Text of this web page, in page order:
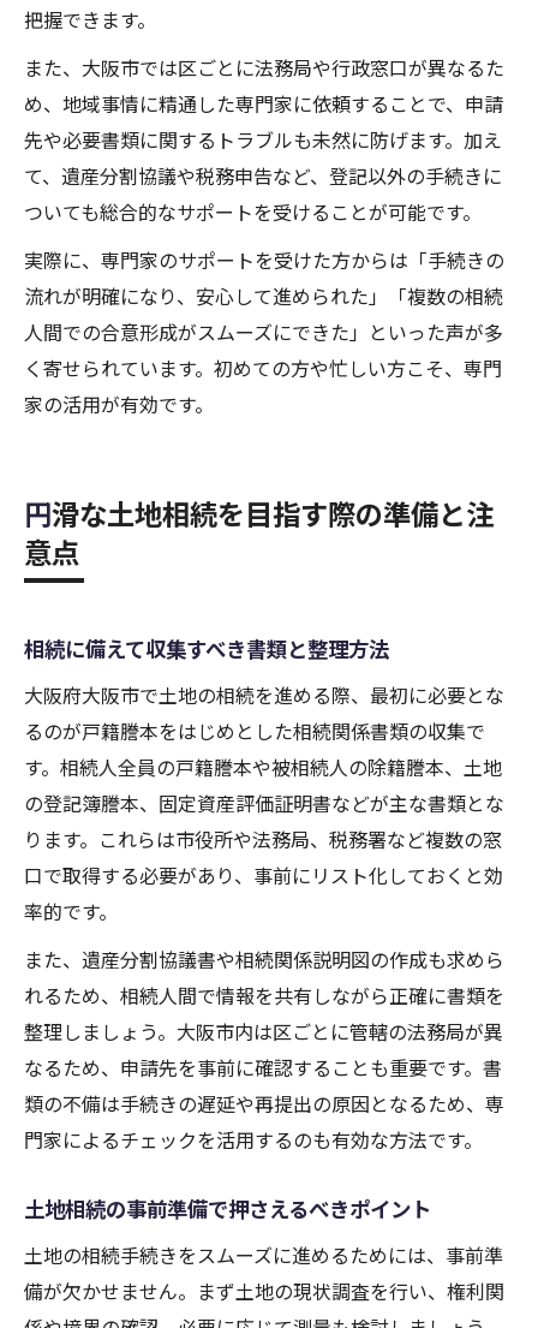
把握できます。
また、大阪市では区ごとに法務局や行政窓口が異なるた
め、地域事情に精通した専門家に依頼することで、申請
先や必要書類に関するトラブルも未然に防げます。加え
て、遺産分割協議や税務申告など、登記以外の手続きに
ついても総合的なサポートを受けることが可能です。
実際に、専門家のサポートを受けた方からは「手続きの
流れが明確になり、安心して進められた」「複数の相続
人間での合意形成がスムーズにできた」といった声が多
く寄せられています。初めての方や忙しい方こそ、専門
家の活用が有効です。
円滑な土地相続を目指す際の準備と注
意点
相続に備えて収集すべき書類と整理方法
大阪府大阪市で土地の相続を進める際、最初に必要とな
るのが戸籍謄本をはじめとした相続関係書類の収集で
す。相続人全員の戸籍謄本や被相続人の除籍謄本、土地
の登記簿謄本、固定資産評価証明書などが主な書類とな
ります。これらは市役所や法務局、税務署など複数の窓
口で取得する必要があり、事前にリスト化しておくと効
率的です。
また、遺産分割協議書や相続関係説明図の作成も求めら
れるため、相続人間で情報を共有しながら正確に書類を
整理しましょう。大阪市内は区ごとに管轄の法務局が異
なるため、申請先を事前に確認することも重要です。書
類の不備は手続きの遅延や再提出の原因となるため、専
門家によるチェックを活用するのも有効な方法です。
土地相続の事前準備で押さえるべきポイント
土地の相続手続きをスムーズに進めるためには、事前準
備が欠かせません。まず土地の現状調査を行い、権利関